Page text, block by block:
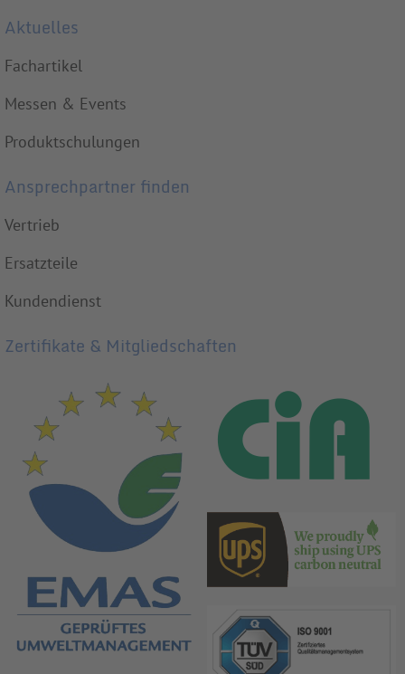
Aktuelles
Fachartikel
Messen & Events
Produktschulungen
Ansprechpartner finden
Vertrieb
Ersatzteile
Kundendienst
Zertifikate & Mitgliedschaften